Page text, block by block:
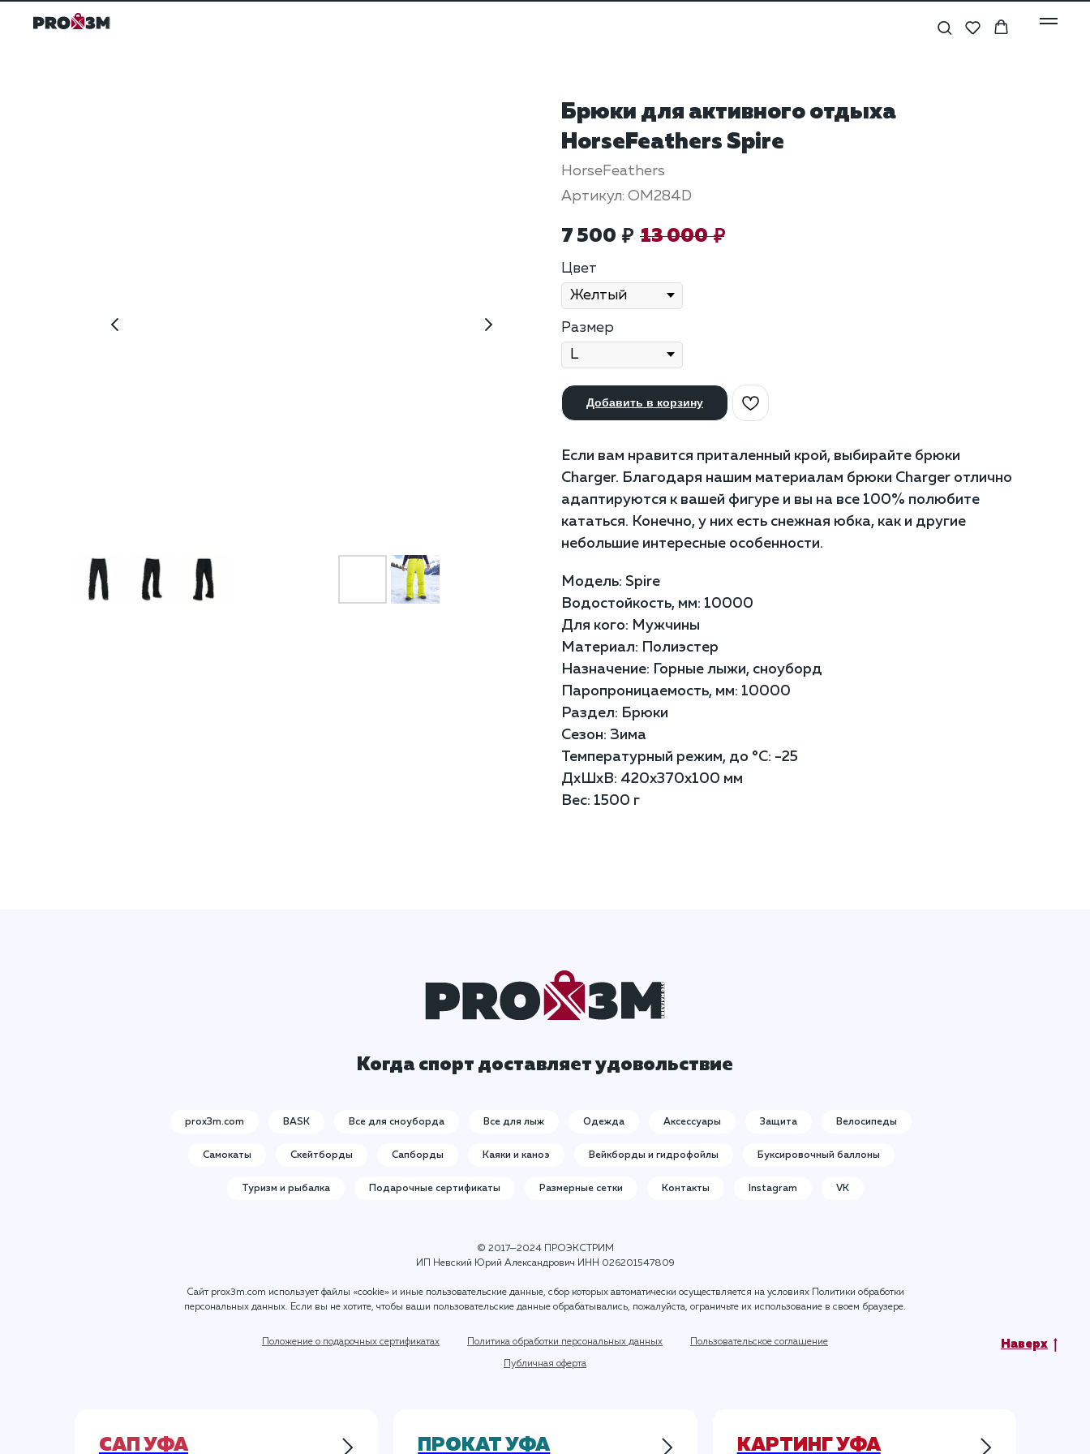
Брюки для активного отдыха
HorseFeathers Spire
HorseFeathers
Артикул: OM284D
7 500 ₽ 13 000 ₽
Цвет
Размер
Добавить в корзину
Если вам нравится приталенный крой, выбирайте брюки
Charger. Благодаря нашим материалам брюки Charger отлично
адаптируются к вашей фигуре и вы на все 100% полюбите
кататься. Конечно, у них есть снежная юбка, как и другие
небольшие интересные особенности.
Модель: Spire
Водостойкость, мм: 10000
Для кого: Мужчины
Материал: Полиэстер
Назначение: Горные лыжи, сноуборд
Паропроницаемость, мм: 10000
Раздел: Брюки
Сезон: Зима
Температурный режим, до °C: -25
ДxШxВ: 420x370x100 мм
Вес: 1500 г
Когда спорт доставляет удовольствие
prox3m.com BASK Все для сноуборда Все для лыж Одежда Аксессуары Защита Велосипеды
Самокаты Скейтборды Сапборды Каяки и каноэ Вейкборды и гидрофойлы Буксировочный баллоны
Туризм и рыбалка Подарочные сертификаты Размерные сетки Контакты Instagram VK
© 2017—2024 ПРОЭКСТРИМ
ИП Невский Юрий Александрович ИНН 026201547809
Сайт prox3m.com использует файлы «cookie» и иные пользовательские данные, сбор которых автоматически осуществляется на условиях Политики обработки
персональных данных. Если вы не хотите, чтобы ваши пользовательские данные обрабатывались, пожалуйста, ограничьте их использование в своем браузере.
Положение о подарочных сертификатах Политика обработки персональных данных Пользовательское соглашение
Публичная оферта
Наверх
САП УФА ПРОКАТ УФА КАРТИНГ УФА